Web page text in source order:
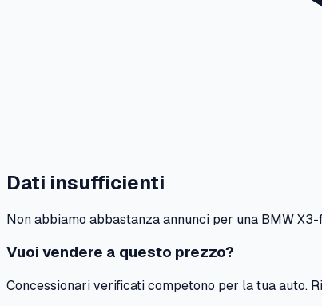
Dati insufficienti
Non abbiamo abbastanza annunci per una BMW
Vuoi vendere a questo prezzo?
Concessionari verificati competono per la tua auto.